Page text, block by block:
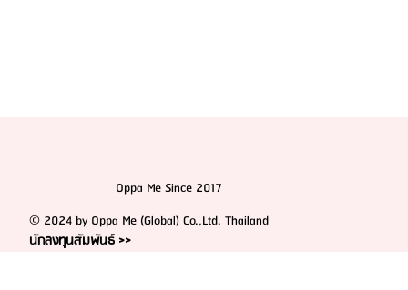
Oppa Me Since 2017
© 2024 by Oppa Me (Global) Co.,Ltd. Thailand
นักลงทุนสัมพันธ์ >>